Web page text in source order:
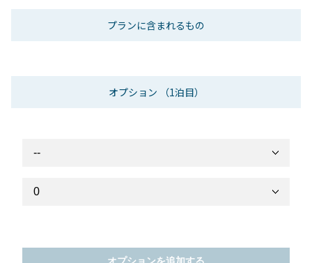
プランに含まれるもの
オプション （1泊目）